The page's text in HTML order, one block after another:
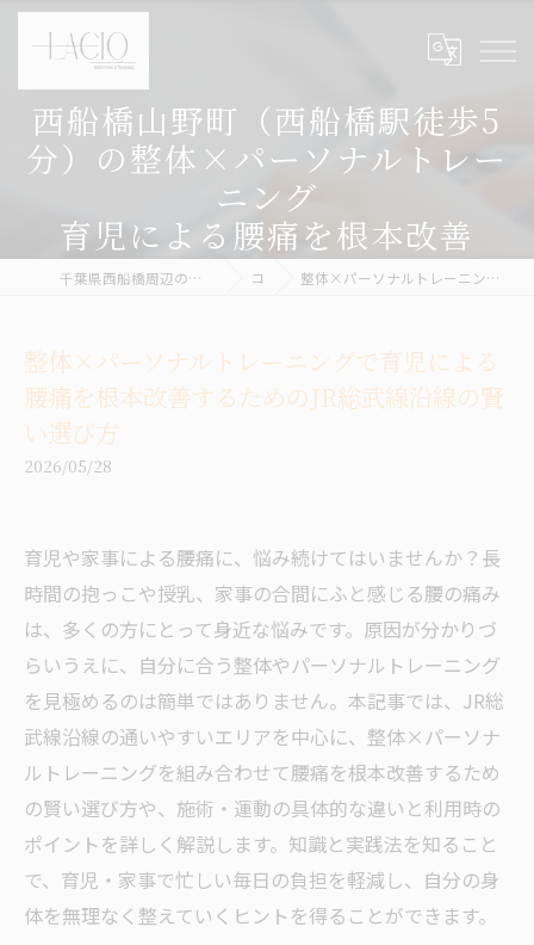
西船橋山野町（西船橋駅徒歩5
分）の整体×パーソナルトレー
ニング
育児による腰痛を根本改善
千葉県西船橋周辺の整体ならボディケア&パーソナルトレーニング LACIQ コラム 整体×パーソナルトレーニングで育児による腰痛を根本改善するためのJR総武線沿線の賢い選び方
整体×パーソナルトレーニングで育児による
腰痛を根本改善するためのJR総武線沿線の賢
い選び方
2026/05/28
育児や家事による腰痛に、悩み続けてはいませんか？長
時間の抱っこや授乳、家事の合間にふと感じる腰の痛み
は、多くの方にとって身近な悩みです。原因が分かりづ
らいうえに、自分に合う整体やパーソナルトレーニング
を見極めるのは簡単ではありません。本記事では、JR総
武線沿線の通いやすいエリアを中心に、整体×パーソナ
ルトレーニングを組み合わせて腰痛を根本改善するため
の賢い選び方や、施術・運動の具体的な違いと利用時の
ポイントを詳しく解説します。知識と実践法を知ること
で、育児・家事で忙しい毎日の負担を軽減し、自分の身
体を無理なく整えていくヒントを得ることができます。